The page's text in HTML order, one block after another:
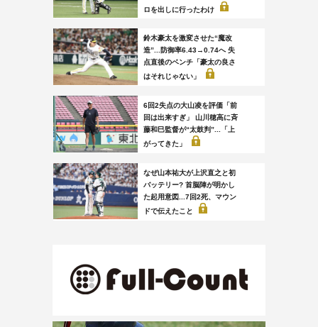
ロを出しに行ったわけ
鈴木豪太を激変させた“魔改
造”...防御率6.43→0.74へ 失
点直後のベンチ「豪太の良さ
はそれじゃない」
6回2失点の大山凌を評価「前
回は出来すぎ」 山川穂高に斉
藤和巳監督が“太鼓判”...「上
がってきた」
なぜ山本祐大が上沢直之と初
バッテリー? 首脳陣が明かし
た起用意図...7回2死、マウン
ドで伝えたこと